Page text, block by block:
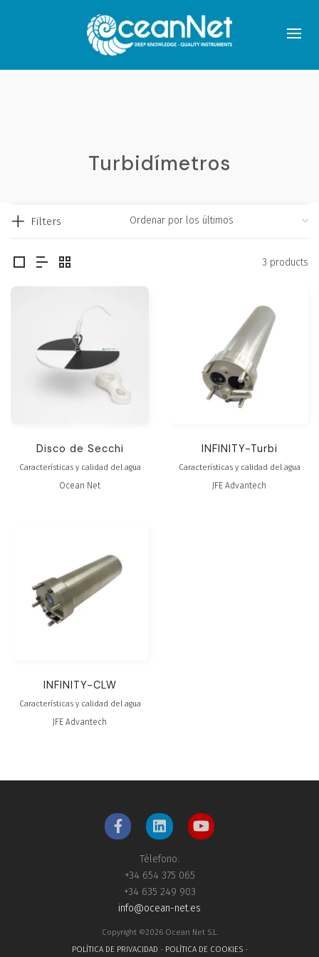
Turbidímetros
Filters
3 products
Disco de Secchi
Características y calidad del agua
Ocean Net
INFINITY-Turbi
Características y calidad del agua
JFE Advantech
INFINITY-CLW
Características y calidad del agua
JFE Advantech
Télefono:
+34 654 375 065
+34 635 249 903
info@ocean-net.es
Copyright ©2026 Ocean Net S.L.
POLÍTICA DE PRIVACIDAD - POLÍTICA DE COOKIES-